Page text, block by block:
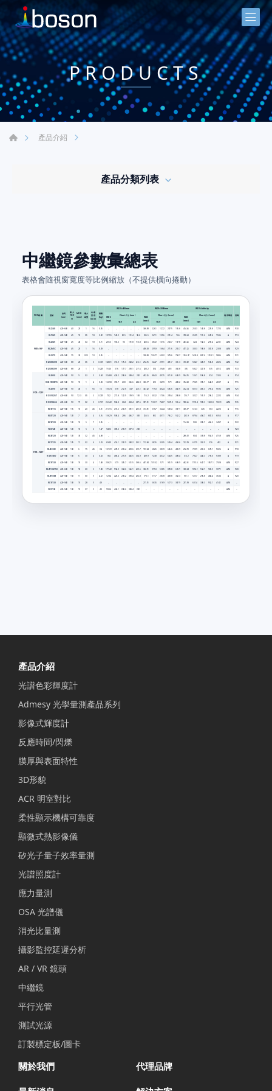
PRODUCTS
產品介紹
產品分類列表
中繼鏡參數彙總表
表格會隨視窗寬度等比例縮放（不提供橫向捲動）
FOV 範圍 型號
波長
(nm)
最大
FOV
(°)
MDR
(mm)
最大
畸變
出瞳
直徑
(mm)
重量
(kg)
WDV=400mm WDV=3000mm WDV=Infinity
適用環境 頁碼
WDC
(mm)
Chart 尺寸 (mm)
WDC
(mm)
Chart 尺寸 (mm)
WDC
(mm)
Chart 尺寸 (mm)
16:9 4:3 16:9 4:3 16:9 4:3
FOV＜90°
RL2540 420~680 40 25 1 16 0.35 – – – – – 366.58 226.1 127.2 207.5 155.6 414.46 250.3 140.8 229.8 172.3 A/M P30
RL1045 420~940 45 10 0.5 18 0.02 191.55 143.2 80.5 131.4 98.6 336.5 241.1 135.6 221.4 166 378.43 269.5 151.6 247.4 158.6 A P13
RL4045 420~940 45 40 0.3 18 0.11 201.3 165.3 93 151.8 113.8 402.6 287.2 161.6 263.7 197.8 463.25 324 182.3 297.4 223.1 A/M P24
RL2545C 420~940 45 25 1 16 0.39 – – – – – 406.38 295.9 166.4 271.6 203.7 471.25 335.3 188.6 307.8 230.8 A/M P29
RL3075 420~940 75 0.25 10 0.55 – – – – – 768.08 1067.1 600.2 979.6 734.7 1056.37 1435.8 807.6 1318.1 988.6 A/M P31
RL2288-398 420~680 20 0.5 0.325 148.01 313.9 176.6 228.2 216.1 274.75 524.7 295.1 481.7 361.3 310.82 584.7 328.9 536.8 402.6 A/M P32
RL2288-399 420~680 20 1 0.245 153.6 316 177.7 290.1 217.6 280.2 524 294.8 481 360.8 316 582.7 327.8 535 401.2 A/M P33
FOV＜120°
RL0990 420~940 90 9 0.3 5 0.04 224.88 424.2 238.6 389.4 292 492.26 884.3 497.5 811.8 608.9 594.95 1061 596.8 974 730.5 A P14
RLD1090B15 420~940 90 10 1 4 0.83 166.98 355.7 200 326.6 244.9 326.17 622 349.9 571 428.2 374.28 702.5 395.1 644.9 483.7 A P15
RL4090 420~940 90 40 1 5.5 1.5 150.74 378 212.6 347 260.1 347.42 715.3 402.4 656.6 492.5 412.74 827.3 465.3 759.4 569.6 A/M P25
RL1590-267 420~680 90 12.3 0.5 0.745 70.2 217.8 122.5 199.9 150 116.2 303.2 170.6 278.4 208.8 126.7 322.7 181.5 296.2 222.2 A/M P34
RL1890-666 420~680 90 17 0.2 0.127 263.42 504.8 284 463.4 347.6 741.01 1331.1 748.7 1221.9 916.4 998.46 1776.4 999.3 1630.8 1223.1 A/M P35
RL10116 420~940 116 10 20 4.5 0.51 213.16 415.2 233.5 381.1 285.8 313.81 576.7 324.4 529.4 397.1 336.57 613.3 345 563 422.3 A P16
FOV＞120°
RL07120 420~940 120 7 2.5 4 0.16 156.29 508.4 286 466.7 350 256.5 802 451.1 736.2 552.2 282.9 879.4 494.7 807.3 605.5 A P17
RL10120 420~940 120 10 5 7 2.05 – – – – – – – – – – 114.69 508 285.7 466.3 349.7 A P22
FL10120 420~940 120 10 5 6 1.27 94.96 389.2 218.9 357.3 268 – – – – – – – – – – A P23
RL30120 420~940 120 32 4.5 4.68 – – – – – – – – – – 286.52 604 339.8 554.5 415.9 A/M P26
RL11125 420~940 125 11 0.2 4 3.23 69.49 414.1 232.9 380.2 285.1 112.68 587.6 330.5 539.4 404.6 122.59 627.5 352.9 576 432 A P21
RL06130C 420~940 130 6 15 4.5 0.4 131.72 478.9 269.4 439.6 329.7 197.64 682.5 383.9 626.6 469.9 212.99 729.9 410.6 670.1 502.6 A P18
RL06130D 420~940 130 6 4 0.23 184 486.4 273.6 446.5 334.9 289.9 723.8 407.2 664.5 498.4 316.2 782.7 440.3 718.6 538.9 A P19
RL19130 420~940 130 19 4 1.48 206.21 579 325.7 531.5 398.6 401.54 1015.2 571 931.9 698.9 462.61 1151.5 647.7 1057.1 792.8 A/M P27
RL25130-750 420~680 130 18 20 1.08 171.42 594.9 334.6 546.1 409.6 302.51 975.3 538.5 878.8 659.1 338.24 1056.1 594.1 969.5 727.1 A/M P28
RL09150B 420~940 150 9 60 5 4.12 129.4 425.3 239.2 390.4 292.8 173.1 511.7 287.8 469.8 352.3 181.1 527.7 296.8 484.4 363.3 A P20
RL15130 420~940 130 15 28 5 4.9 – – – – – 211.51 563.5 316.9 517.3 387.9 231.98 601.4 338.3 552.1 414.1 A/M –
FL15130 420~940 130 15 27 4.9 99.94 424.1 238.6 389.4 292 A/M
產品介紹
光譜色彩輝度計
Admesy 光學量測產品系列
影像式輝度計
反應時間/閃爍
膜厚與表面特性
3D形貌
ACR 明室對比
柔性顯示機構可靠度
顯微式熱影像儀
矽光子量子效率量測
光譜照度計
應力量測
OSA 光譜儀
消光比量測
攝影監控延遲分析
AR / VR 鏡頭
中繼鏡
平行光管
測試光源
訂製標定板/圖卡
關於我們 代理品牌